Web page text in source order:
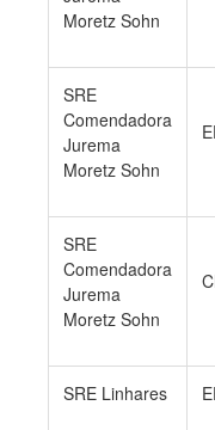
Moretz Sohn
SRE
Comendadora
Jurema
Moretz Sohn
SRE
Comendadora
Jurema
Moretz Sohn
SRE Linhares